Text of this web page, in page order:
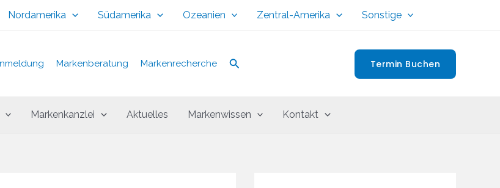
Nordamerika Südamerika Ozeanien Zentral-Amerika Sonstige
Markenberatung Markenrecherche Suchen Termin Buchen
Markenkanzlei Aktuelles Markenwissen Kontakt